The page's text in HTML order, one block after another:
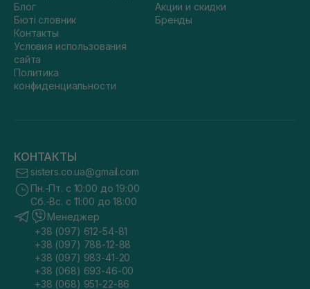
Блог
Бюті словник
Контакты
Условия использования
сайта
Политика
конфиденциальности
Акции и скидки
Бренды
КОНТАКТЫ
sisters.co.ua@gmail.com
Пн.-Пт. с 10:00 до 19:00
Сб.-Вс. с 11:00 до 18:00
Менеджер
+38 (097) 612-54-81
+38 (097) 788-12-88
+38 (097) 983-41-20
+38 (068) 693-46-00
+38 (068) 951-22-86